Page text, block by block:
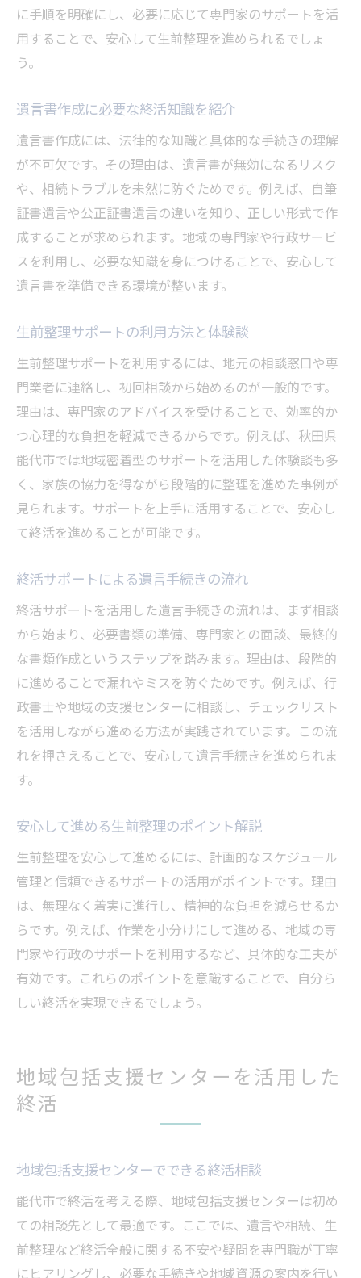
に手順を明確にし、必要に応じて専門家のサポートを活
用することで、安心して生前整理を進められるでしょ
う。
遺言書作成に必要な終活知識を紹介
遺言書作成には、法律的な知識と具体的な手続きの理解
が不可欠です。その理由は、遺言書が無効になるリスク
や、相続トラブルを未然に防ぐためです。例えば、自筆
証書遺言や公正証書遺言の違いを知り、正しい形式で作
成することが求められます。地域の専門家や行政サービ
スを利用し、必要な知識を身につけることで、安心して
遺言書を準備できる環境が整います。
生前整理サポートの利用方法と体験談
生前整理サポートを利用するには、地元の相談窓口や専
門業者に連絡し、初回相談から始めるのが一般的です。
理由は、専門家のアドバイスを受けることで、効率的か
つ心理的な負担を軽減できるからです。例えば、秋田県
能代市では地域密着型のサポートを活用した体験談も多
く、家族の協力を得ながら段階的に整理を進めた事例が
見られます。サポートを上手に活用することで、安心し
て終活を進めることが可能です。
終活サポートによる遺言手続きの流れ
終活サポートを活用した遺言手続きの流れは、まず相談
から始まり、必要書類の準備、専門家との面談、最終的
な書類作成というステップを踏みます。理由は、段階的
に進めることで漏れやミスを防ぐためです。例えば、行
政書士や地域の支援センターに相談し、チェックリスト
を活用しながら進める方法が実践されています。この流
れを押さえることで、安心して遺言手続きを進められま
す。
安心して進める生前整理のポイント解説
生前整理を安心して進めるには、計画的なスケジュール
管理と信頼できるサポートの活用がポイントです。理由
は、無理なく着実に進行し、精神的な負担を減らせるか
らです。例えば、作業を小分けにして進める、地域の専
門家や行政のサポートを利用するなど、具体的な工夫が
有効です。これらのポイントを意識することで、自分ら
しい終活を実現できるでしょう。
地域包括支援センターを活用した
終活
地域包括支援センターでできる終活相談
能代市で終活を考える際、地域包括支援センターは初め
ての相談先として最適です。ここでは、遺言や相続、生
前整理など終活全般に関する不安や疑問を専門職が丁寧
にヒアリングし、必要な手続きや地域資源の案内を行い